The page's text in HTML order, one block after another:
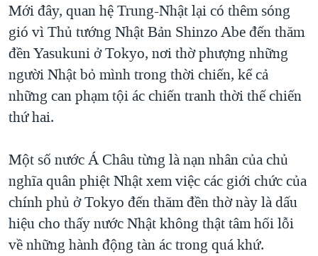
Mới đây, quan hệ Trung-Nhật lại có thêm sóng
gió vì Thủ tướng Nhật Bản Shinzo Abe đến thăm
đền Yasukuni ở Tokyo, nơi thờ phượng những
người Nhật bỏ mình trong thời chiến, kể cả
những can phạm tội ác chiến tranh thời thế chiến
thứ hai.
Một số nước Á Châu từng là nạn nhân của chủ
nghĩa quân phiệt Nhật xem việc các giới chức của
chính phủ ở Tokyo đến thăm đền thờ này là dấu
hiệu cho thấy nước Nhật không thật tâm hối lỗi
về những hành động tàn ác trong quá khứ.